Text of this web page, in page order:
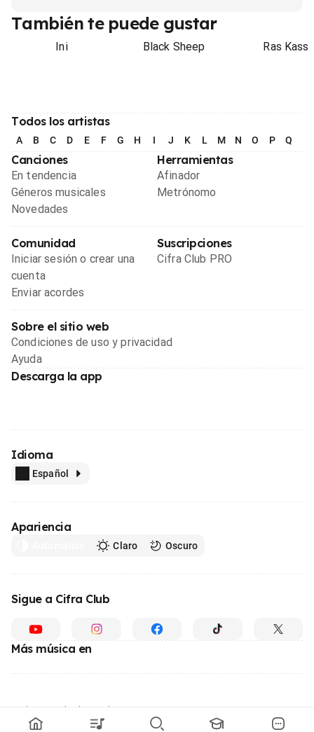
También te puede gustar
Ini Black Sheep Ras Kass
Todos los artistas
A B C D E F G H I J K L M N O P Q
Canciones
En tendencia
Géneros musicales
Novedades
Herramientas
Afinador
Metrónomo
Comunidad
Iniciar sesión o crear una
cuenta
Enviar acordes
Suscripciones
Cifra Club PRO
Sobre el sitio web
Condiciones de uso y privacidad
Ayuda
Descarga la app
Idioma
Español
Apariencia
Claro Oscuro
Sigue a Cifra Club
Más música en
© 1996 - 2026, el mayor sitio web de educación musical de Latinoamérica